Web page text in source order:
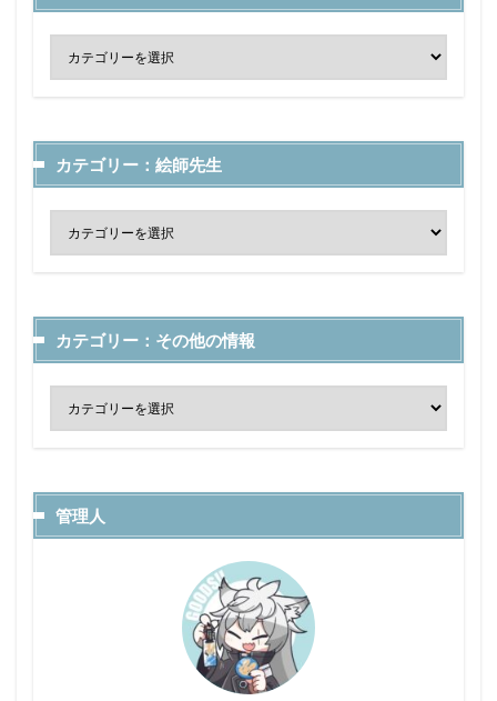
カテゴリー：絵師先生
カテゴリー：その他の情報
管理人